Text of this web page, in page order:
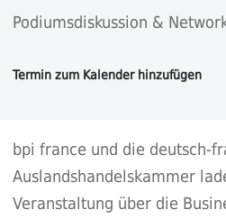
Podiumsdiskussion &
bpi france und die deutsch-
Auslandshandelskammer
Veranstaltung über die